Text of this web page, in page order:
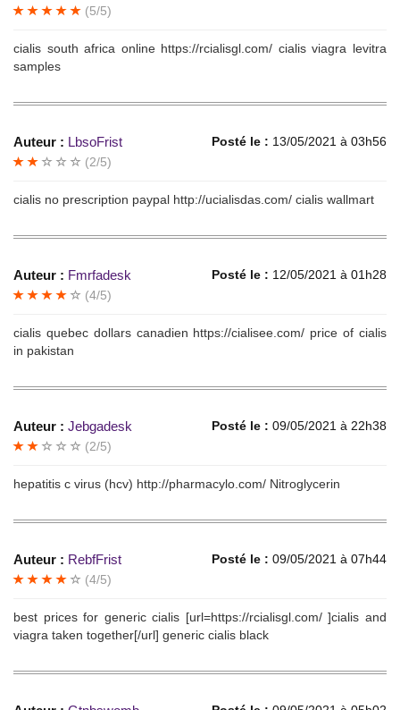
(5/5)
cialis south africa online https://rcialisgl.com/ cialis viagra levitra
samples
Auteur : LbsoFrist Posté le : 13/05/2021 à 03h56
(2/5)
cialis no prescription paypal http://ucialisdas.com/ cialis wallmart
Auteur : Fmrfadesk Posté le : 12/05/2021 à 01h28
(4/5)
cialis quebec dollars canadien https://cialisee.com/ price of cialis
in pakistan
Auteur : Jebgadesk Posté le : 09/05/2021 à 22h38
(2/5)
hepatitis c virus (hcv) http://pharmacylo.com/ Nitroglycerin
Auteur : RebfFrist Posté le : 09/05/2021 à 07h44
(4/5)
best prices for generic cialis [url=https://rcialisgl.com/ ]cialis and
viagra taken together[/url] generic cialis black